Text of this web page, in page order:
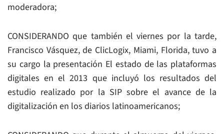
moderadora;
CONSIDERANDO que también el viernes por la tarde,
Francisco Vásquez, de ClicLogix, Miami, Florida, tuvo a
su cargo la presentación El estado de las plataformas
digitales en el 2013 que incluyó los resultados del
estudio realizado por la SIP sobre el avance de la
digitalización en los diarios latinoamericanos;